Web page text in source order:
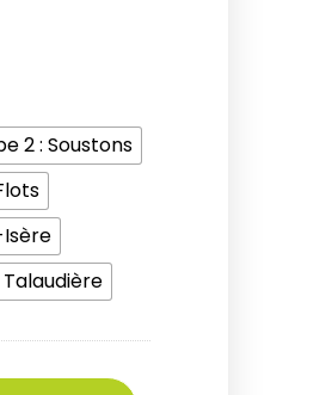
2 : Soustons
Talaudière